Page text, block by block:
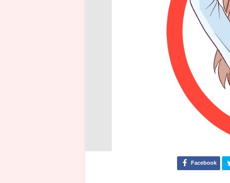
Facebook